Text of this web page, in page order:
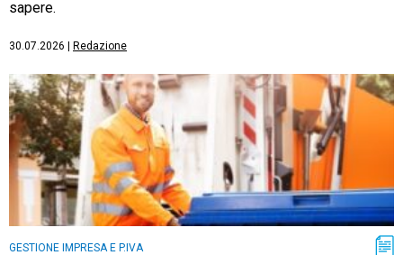
sapere.
30.07.2026 Redazione
GESTIONE IMPRESA E P.IVA